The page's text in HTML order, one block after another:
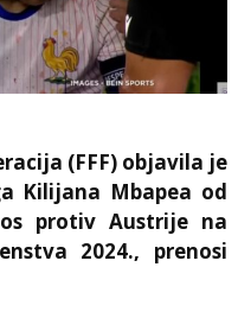
(FFF) objavila je
Kilijana Mbapea od
protiv Austrije na
2024., prenosi